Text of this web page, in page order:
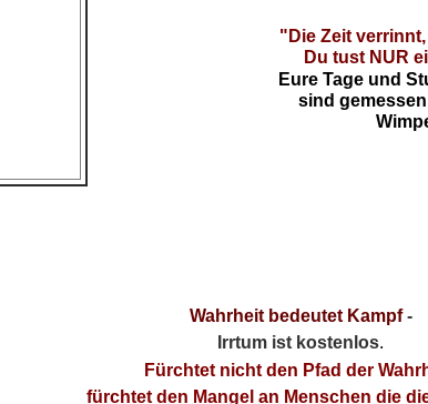
"Die Zeit
Du tust NUR
Eure Tage und
sind
Wahrheit bedeutet Kampf-
Irrtum ist kostenlos.
Fürchtet nicht den Pfad der
fürchtet den Mangel an Menschen die